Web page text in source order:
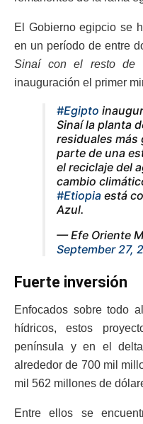
El Gobierno egipcio se
en un período de entre
Sinaí con el resto de
inauguración el primer
#Egipto
Sinaí la planta
residuales más
parte de una
el reciclaje del
cambio
#Etiopia está
Azul.
— Efe Oriente
September 27,
Fuerte inversión
Enfocados sobre todo
hídricos, estos
península y en el
alrededor de 700 mil
mil 562 millones de
Entre ellos se